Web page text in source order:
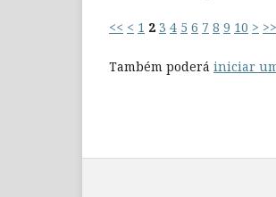
<< < 1 2 3 4 5 6 7 8 9 10 > >>
Também poderá iniciar